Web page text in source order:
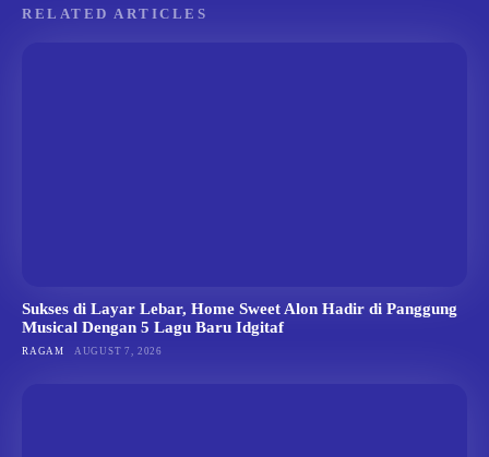
RELATED ARTICLES
Sukses di Layar Lebar, Home Sweet Alon Hadir di Panggung
Musical Dengan 5 Lagu Baru Idgitaf
RAGAM AUGUST 7, 2026